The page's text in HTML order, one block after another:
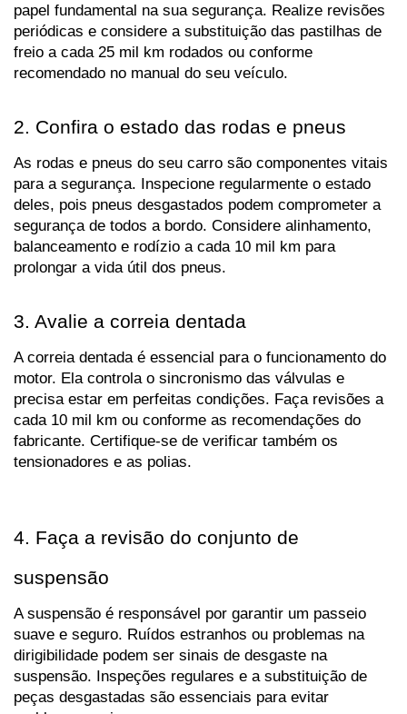
papel fundamental na sua segurança. Realize revisões
periódicas e considere a substituição das pastilhas de
freio a cada 25 mil km rodados ou conforme
recomendado no manual do seu veículo.
2. Confira o estado das rodas e pneus
As rodas e pneus do seu carro são componentes vitais
para a segurança. Inspecione regularmente o estado
deles, pois pneus desgastados podem comprometer a
segurança de todos a bordo. Considere alinhamento,
balanceamento e rodízio a cada 10 mil km para
prolongar a vida útil dos pneus.
3. Avalie a correia dentada
A correia dentada é essencial para o funcionamento do
motor. Ela controla o sincronismo das válvulas e
precisa estar em perfeitas condições. Faça revisões a
cada 10 mil km ou conforme as recomendações do
fabricante. Certifique-se de verificar também os
tensionadores e as polias.
4. Faça a revisão do conjunto de
suspensão
A suspensão é responsável por garantir um passeio
suave e seguro. Ruídos estranhos ou problemas na
dirigibilidade podem ser sinais de desgaste na
suspensão. Inspeções regulares e a substituição de
peças desgastadas são essenciais para evitar